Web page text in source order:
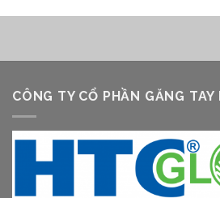
CÔNG TY CỔ PHẦN GĂNG TAY